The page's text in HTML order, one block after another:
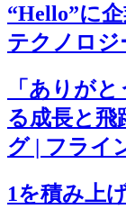
“Hello”に
テクノロジ
「ありが
る成長と飛
グ | フライ
1を積み上